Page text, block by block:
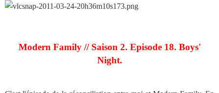
Modern Family // Saison 2. Episode 18. Boys'
Night.